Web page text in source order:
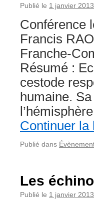
Publié le 1 janvier 2013
Conférence
Francis
Franche-
Résumé :
cestode
humaine.
Continuer la
Publié dans
Les
Publié le 1 janvier 2013